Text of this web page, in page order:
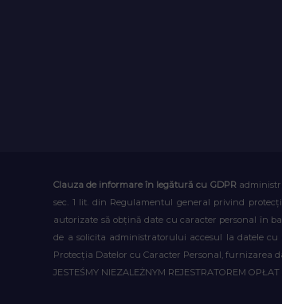
Clauza de informare în legătură cu GDPR
sec. 1 lit. din Regulamentul general privind
autorizate să obțină date cu caracter personal în
de a solicita administratorului accesul la datele
Protecția Datelor cu Caracter Personal, furnizarea
JESTEŚMY NIEZALEŻNYM REJESTRATOREM